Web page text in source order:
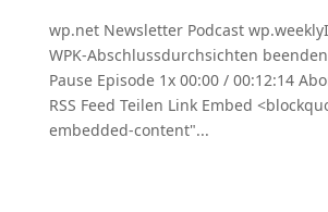
wp.net Newsletter Podcast
WPK-Abschlussdurchsichten
Pause Episode 1x 00:00 / 00:12:14
RSS Feed Teilen Link Embed
embedded-content"...